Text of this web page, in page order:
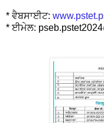
* ਵੈਬਸਾਈਟ:
* ਈਮੇਲ: